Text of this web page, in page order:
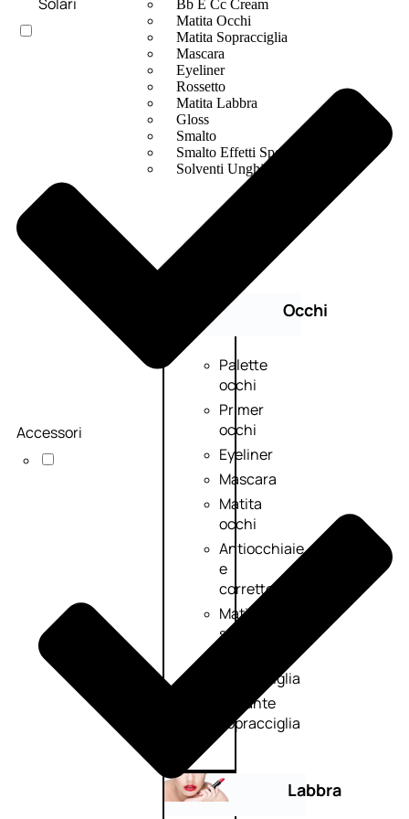
Bb E Cc Cream
Matita Occhi
Matita Sopracciglia
Mascara
Eyeliner
Rossetto
Matita Labbra
Gloss
Smalto
Smalto Effetti Speciali
Solventi Unghie
Occhi
Palette
occhi
Primer
occhi
Eyeliner
Mascara
Matita
occhi
Antiocchiaie
e
correttori
Matita
sopracciglia
sopracciglia
Fissante
sopracciglia
Labbra
Accessori